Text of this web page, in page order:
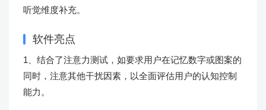
听觉维度补充。
软件亮点
1、结合了注意力测试，如要求用户在记忆数字或图案的
同时，注意其他干扰因素，以全面评估用户的认知控制
能力。